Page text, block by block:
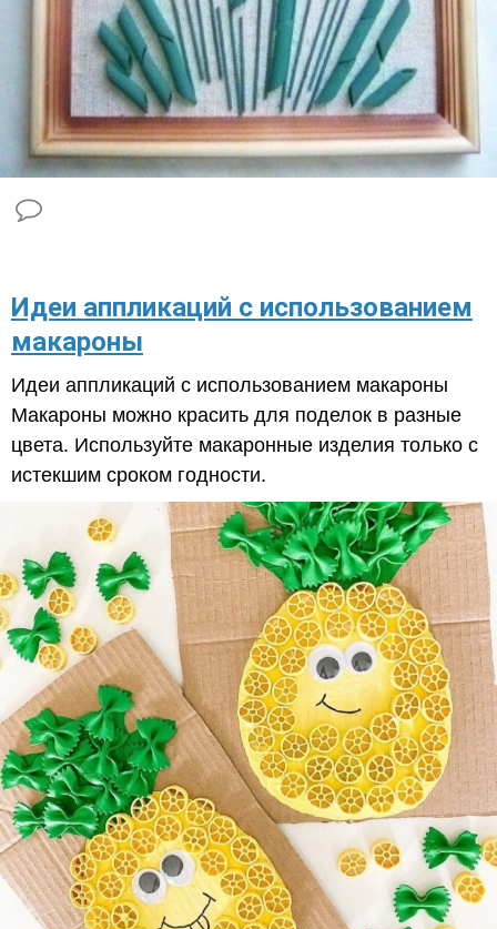
​Идеи аппликаций с использованием
макароны
Идеи аппликаций с использованием макароны
Макароны можно красить для поделок в разные
цвета. Используйте макаронные изделия только с
истекшим сроком годности.